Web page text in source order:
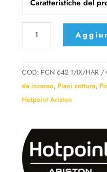
Caratteristiche del
gas
Hotpoint
Ariston
PCN
642
COD: PCN 642 T/IX/HAR
da incasso, Piani cottura,
Hotpoint Ariston